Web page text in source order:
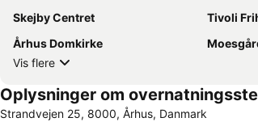
Skejby Centret
Tivoli
Århus Domkirke
Vis flere
Oplysninger om
Strandvejen 25, 8000, Århus, Danmark